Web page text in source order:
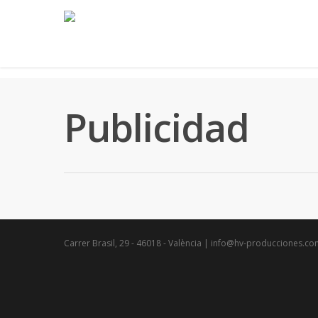
Publicidad
Carrer Brasil, 29 - 46018 - València | info@hv-